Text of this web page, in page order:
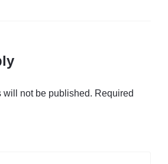
will not be published. Required